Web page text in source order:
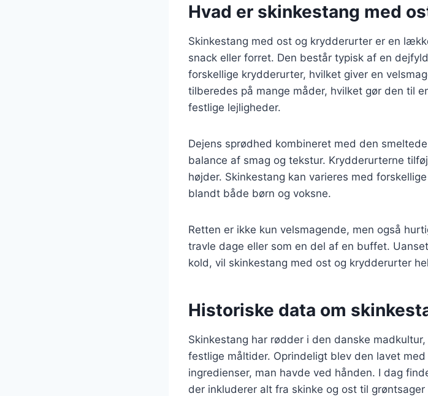
Hvad er skinkestang med
Skinkestang med ost og krydderurter er en
snack eller forret. Den består typisk af en
forskellige krydderurter, hvilket giver en
tilberedes på mange måder, hvilket gør den til
festlige lejligheder.
Dejens sprødhed kombineret med den
balance af smag og tekstur. Krydderurterne
højder. Skinkestang kan varieres med
blandt både børn og voksne.
Retten er ikke kun velsmagende, men også
travle dage eller som en del af en buffet.
kold, vil skinkestang med ost og krydderurter
Historiske data om
Skinkestang har rødder i den danske
festlige måltider. Oprindeligt blev den lavet
ingredienser, man havde ved hånden. I dag
der inkluderer alt fra skinke og ost til